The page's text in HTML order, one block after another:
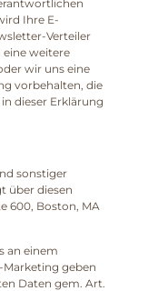
Ihre E-
Verteiler
eine weitere
wir uns eine
vorbehalten, die
dieser Erklärung
sonstiger
über diesen
600, Boston, MA
an einem
geben
Daten gem. Art.